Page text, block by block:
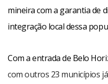
mineira com a garantia de
integração local dessa
Com a entrada de Belo
com outros 23 municípios